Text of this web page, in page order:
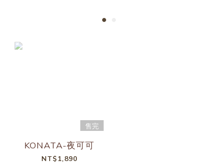
售完
KONATA-夜可可
NT$1,890